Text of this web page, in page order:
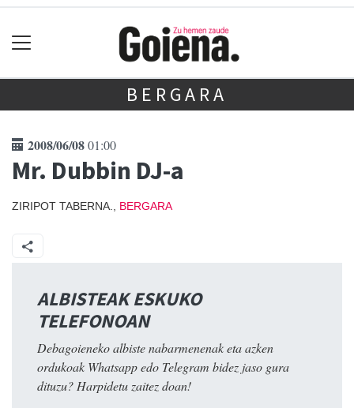
BERGARA
2008/06/0801:00
Mr. Dubbin DJ-a
ZIRIPOT TABERNA., BERGARA
ALBISTEAK ESKUKO
TELEFONOAN
Debagoieneko albiste nabarmenenak eta azken
ordukoak Whatsapp edo Telegram bidez jaso gura
dituzu? Harpidetu zaitez doan!